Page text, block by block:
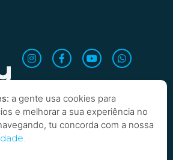
a gente usa cookies para
e melhorar a sua experiência no
tu concorda com a nossa